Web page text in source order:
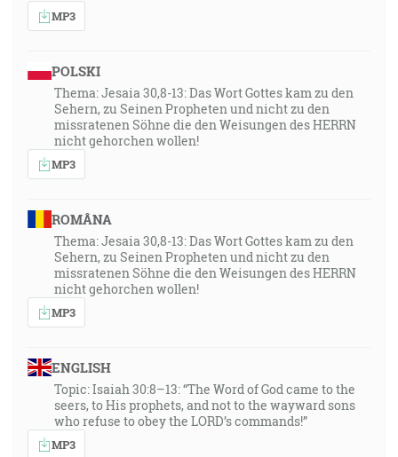
MP3
POLSKI
Thema: Jesaia 30,8-13: Das Wort Gottes kam zu den
Sehern, zu Seinen Propheten und nicht zu den
missratenen Söhne die den Weisungen des HERRN
nicht gehorchen wollen!
MP3
ROMÂNA
Thema: Jesaia 30,8-13: Das Wort Gottes kam zu den
Sehern, zu Seinen Propheten und nicht zu den
missratenen Söhne die den Weisungen des HERRN
nicht gehorchen wollen!
MP3
ENGLISH
Topic: Isaiah 30:8–13: “The Word of God came to the
seers, to His prophets, and not to the wayward sons
who refuse to obey the LORD’s commands!”
MP3